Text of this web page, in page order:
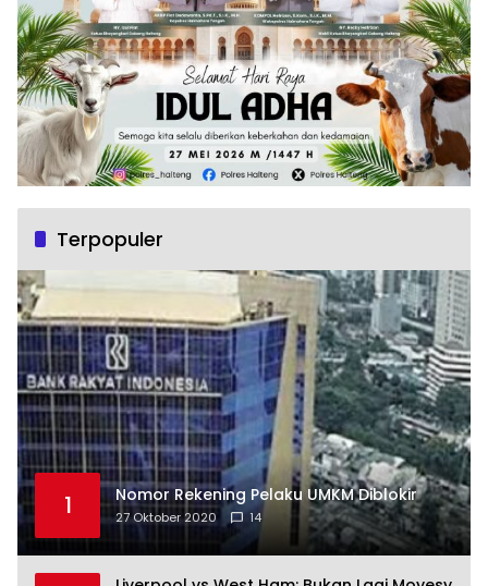
Terpopuler
1 Nomor Rekening Pelaku UMKM Diblokir
27 Oktober 2020 14